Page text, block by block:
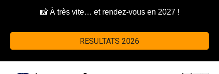
📸 À très vite… et rendez-vous en 2027 !
RESULTATS 2026